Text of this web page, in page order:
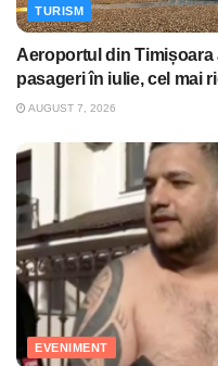
TURISM
Aeroportul din Timișoara
pasageri în iulie, cel mai
AUGUST 7, 2026
EVENIMENT